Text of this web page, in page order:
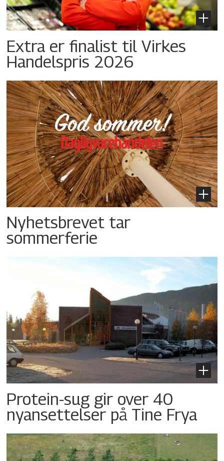
Extra er finalist til Virkes
Handelspris 2026
Nyhetsbrevet tar
sommerferie
Protein-sug gir over 40
nyansettelser på Tine Frya